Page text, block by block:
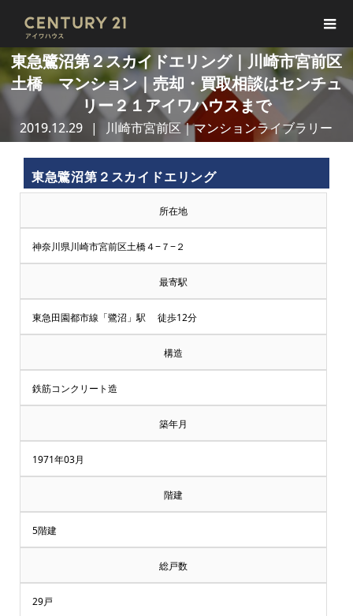
東急鷺沼第２スカイドエリング｜川崎市宮前区
土橋 マンション｜売却・買取相談はセンチュ
リー２１アイワハウスまで
2019.12.29 川崎市宮前区｜マンションライブラリー
東急鷺沼第２スカイドエリング
所在地
神奈川県川崎市宮前区土橋４−７−２
最寄駅
東急田園都市線「鷺沼」駅 徒歩12分
構造
鉄筋コンクリート造
築年月
1971年03月
階建
5階建
総戸数
29戸